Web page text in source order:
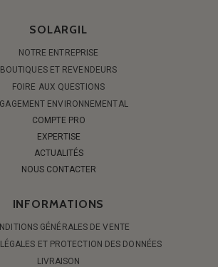
SOLARGIL
NOTRE ENTREPRISE
BOUTIQUES ET REVENDEURS
FOIRE AUX QUESTIONS
ENVIRONNEMENTAL
COMPTE PRO
EXPERTISE
ACTUALITÉS
NOUS CONTACTER
INFORMATIONS
GÉNÉRALES DE VENTE
ET PROTECTION DES DONNÉES
LIVRAISON